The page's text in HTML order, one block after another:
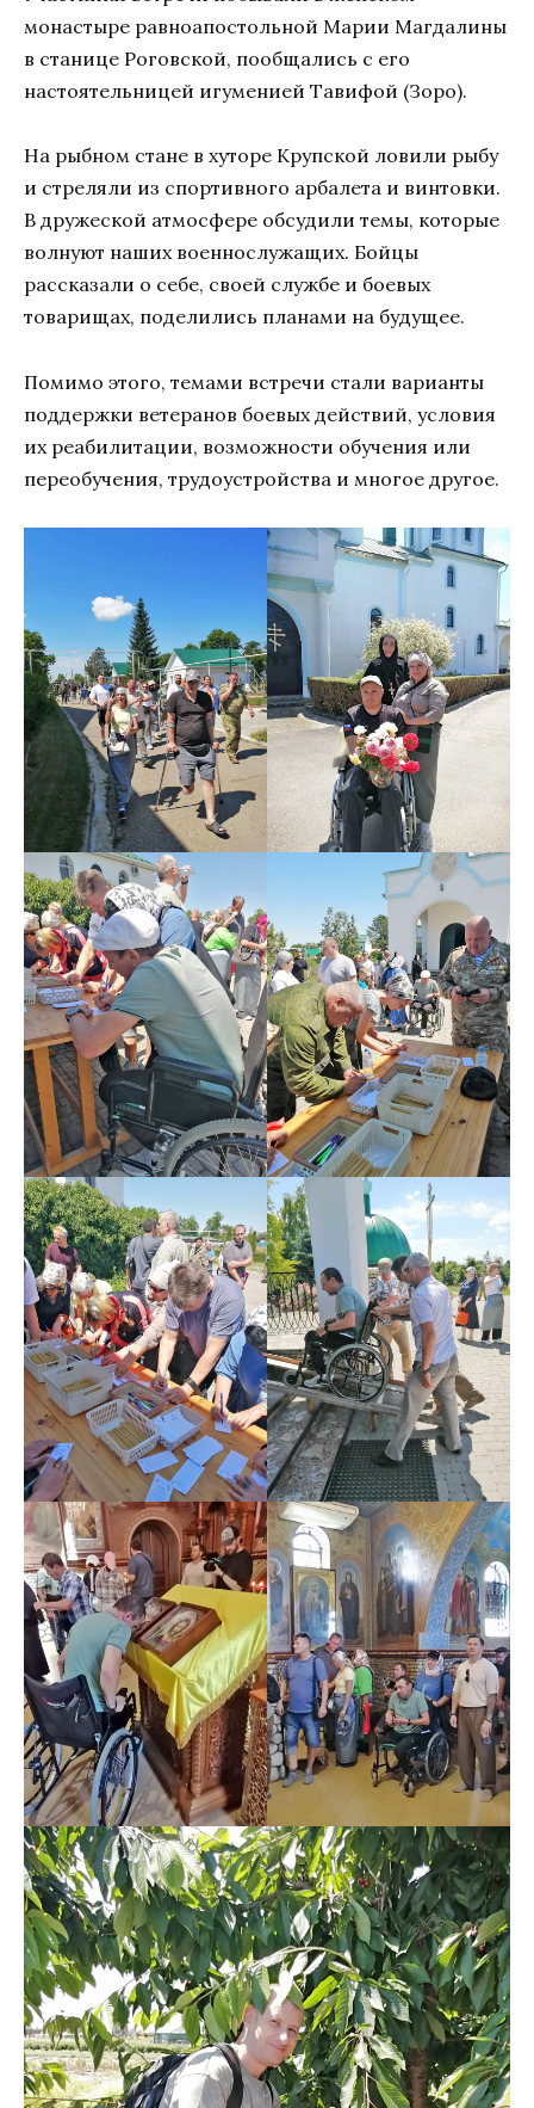
монастыре равноапостольной Марии Магдалины
в станице Роговской, пообщались с его
настоятельницей игуменией Тавифой (Зоро).
На рыбном стане в хуторе Крупской ловили рыбу
и стреляли из спортивного арбалета и винтовки.
В дружеской атмосфере обсудили темы, которые
волнуют наших военнослужащих. Бойцы
рассказали о себе, своей службе и боевых
товарищах, поделились планами на будущее.
Помимо этого, темами встречи стали варианты
поддержки ветеранов боевых действий, условия
их реабилитации, возможности обучения или
переобучения, трудоустройства и многое другое.